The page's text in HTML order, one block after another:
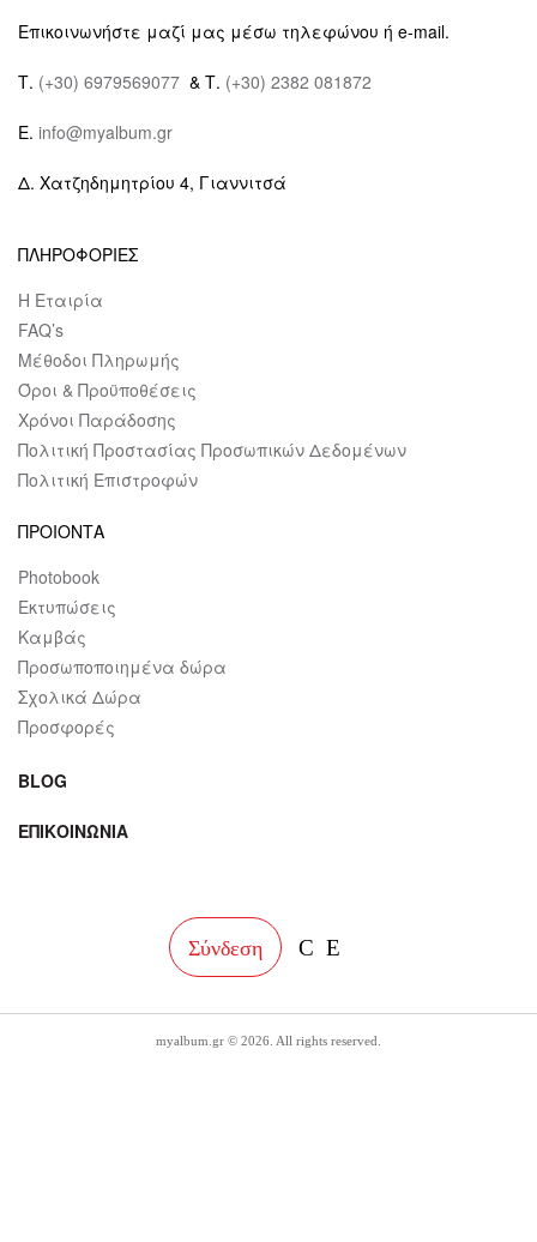
Επικοινωνήστε μαζί μας μέσω τηλεφώνου ή e-mail.
Τ. (+30) 6979569077 & Τ. (+30) 2382 081872
E. info@myalbum.gr
Δ. Χατζηδημητρίου 4, Γιαννιτσά
ΠΛΗΡΟΦΟΡΙΕΣ
Η Εταιρία
FAQ’s
Μέθοδοι Πληρωμής
Όροι & Προϋποθέσεις
Χρόνοι Παράδοσης
Πολιτική Προστασίας Προσωπικών Δεδομένων
Πολιτική Επιστροφών
ΠΡΟΙΟΝΤΑ
Photobook
Εκτυπώσεις
Καμβάς
Προσωποποιημένα δώρα
Σχολικά Δώρα
Προσφορές
BLOG
ΕΠΙΚΟΙΝΩΝΙΑ
Σύνδεση facebook
myalbum.gr © 2026. All rights reserved.